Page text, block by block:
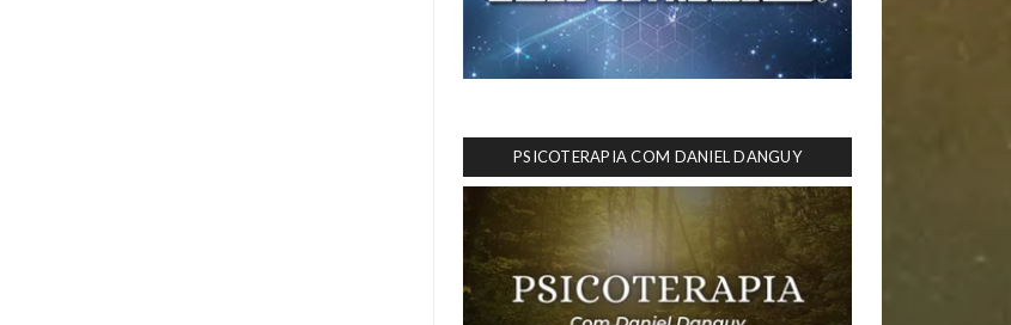
PSICOTERAPIA COM DANIEL DANGUY